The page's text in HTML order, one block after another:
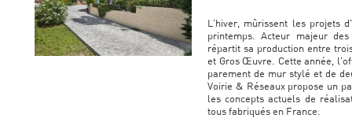
L'hiver, mûrissent les projets
printemps. Acteur majeur
répartit sa production entre
et Gros Œuvre. Cette année,
parement de mur stylé et de
Voirie & Réseaux propose un
les concepts actuels de
tous fabriqués en France.